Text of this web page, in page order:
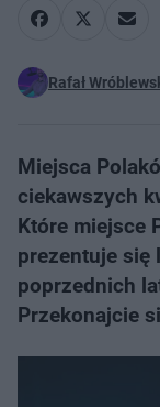
Rafał
Miejsca
ciekawszych
Które miejsce
prezentuje się
poprzednich
Przekonajcie